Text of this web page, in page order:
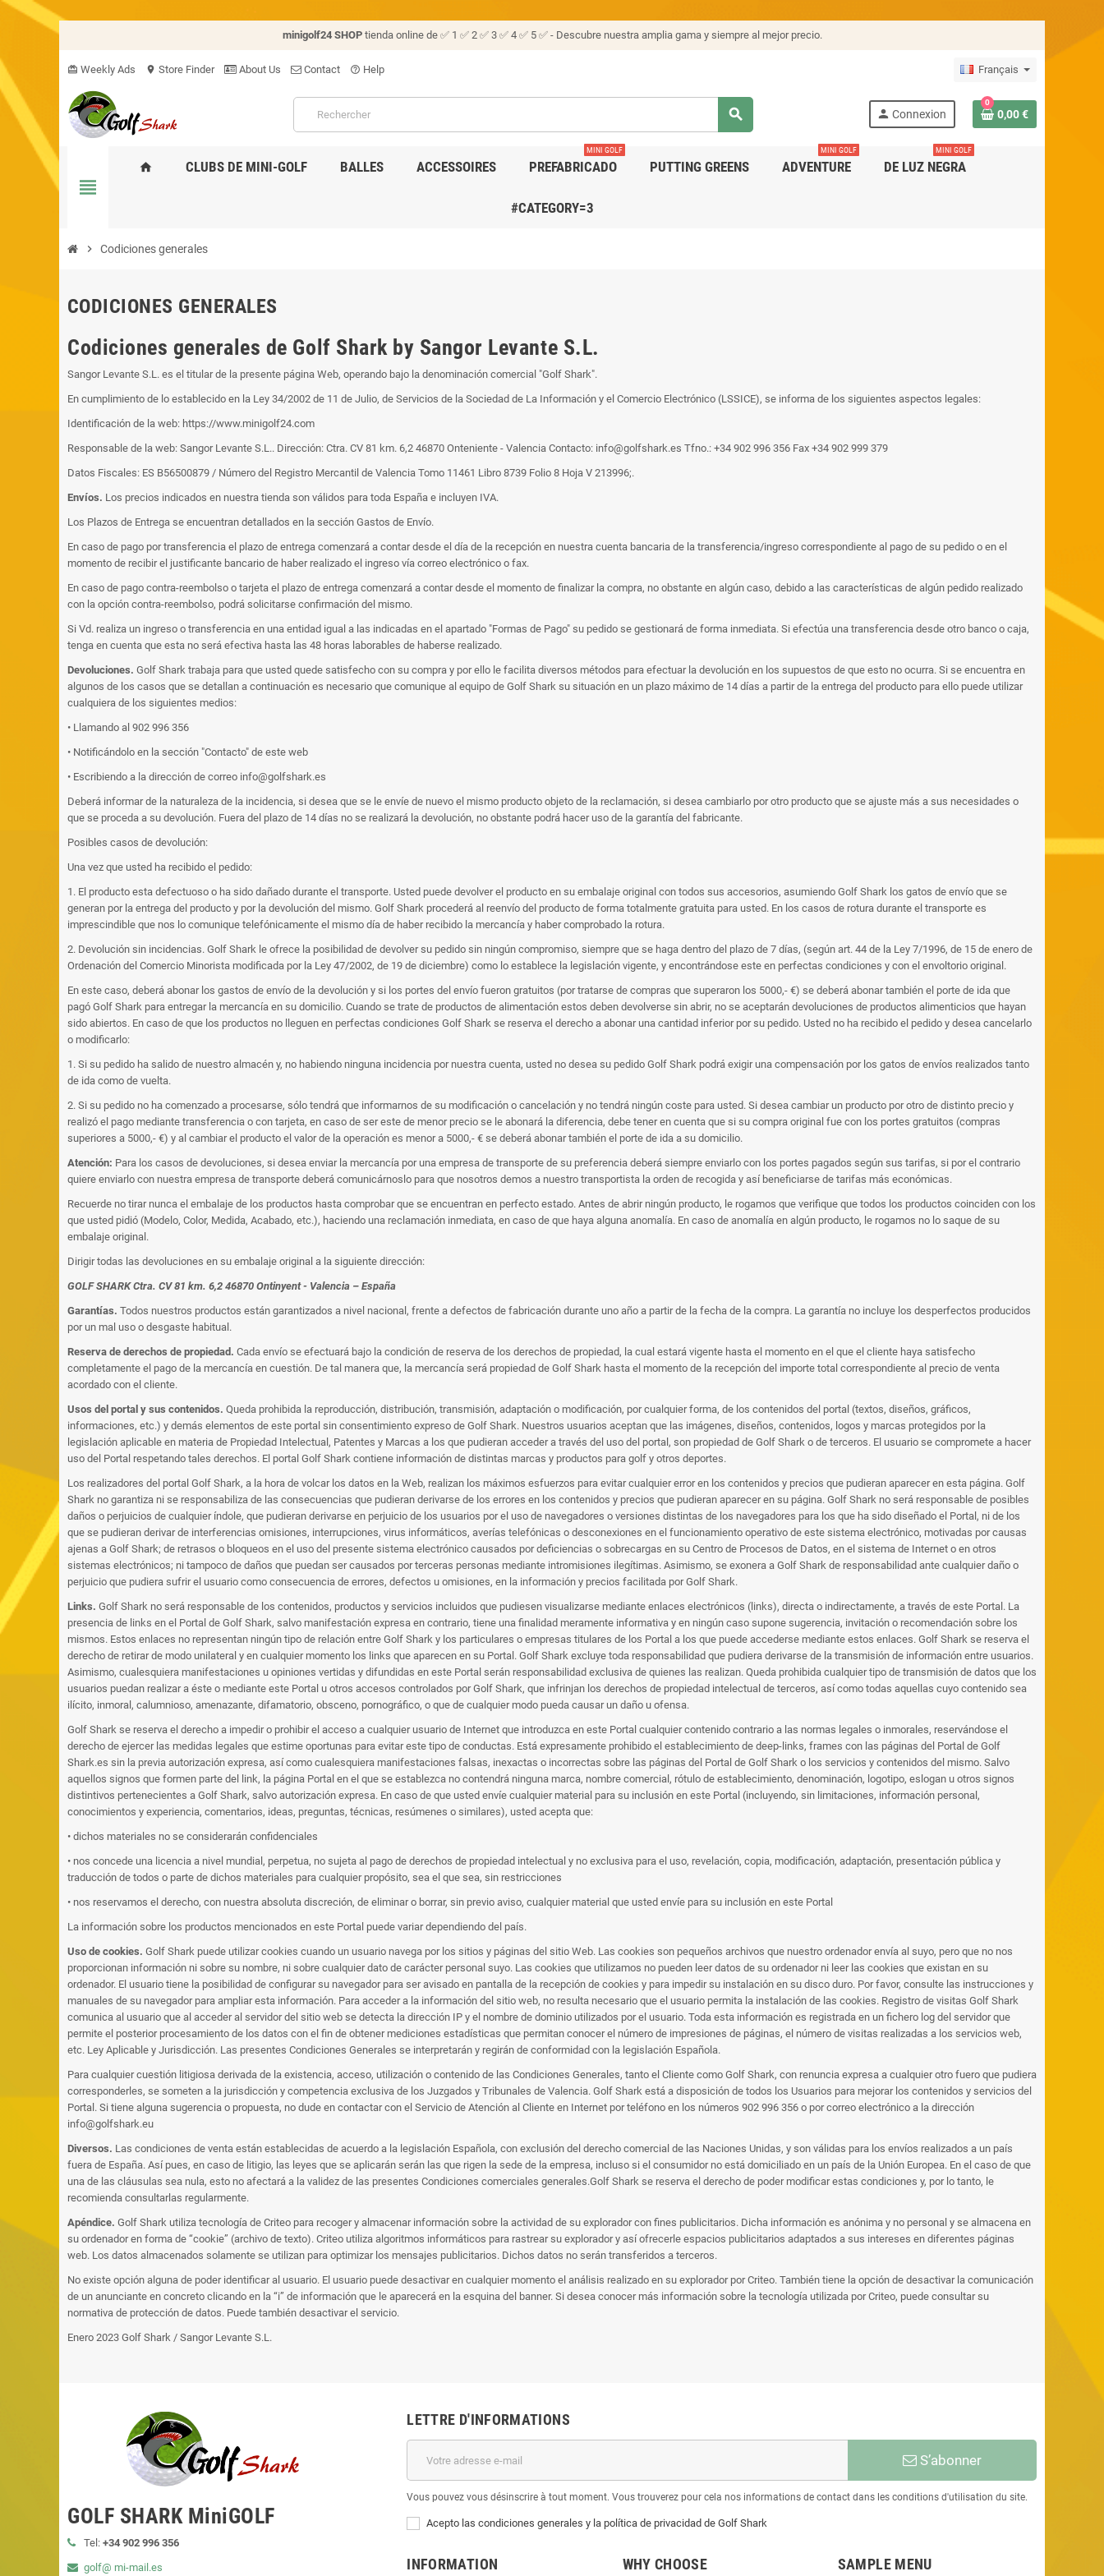
minigolf24 SHOP tienda online de ✅ 1 ✅ 2 ✅ 3 ✅ 4 ✅ 5 ✅ - Descubre nuestra amplia gama y siempre al mejor precio.
card_giftcard Weekly Ads location_on Store Finder About Us Contact help_outline Help Français
search person Connexion
0
0,00 €
view_headline
home CLUBS DE MINI-GOLF BALLES ACCESSOIRES PREFABRICADO
MINI GOLF
PUTTING GREENS ADVENTURE
MINI GOLF
DE LUZ NEGRA
MINI GOLF
#CATEGORY=3
chevron_right Codiciones generales
CODICIONES GENERALES
Codiciones generales de Golf Shark by Sangor Levante S.L.
Sangor Levante S.L. es el titular de la presente página Web, operando bajo la denominación comercial "Golf Shark".
En cumplimiento de lo establecido en la Ley 34/2002 de 11 de Julio, de Servicios de la Sociedad de La Información y el Comercio Electrónico (LSSICE), se informa de los siguientes aspectos legales:
Identificación de la web: https://www.minigolf24.com
Responsable de la web: Sangor Levante S.L.. Dirección: Ctra. CV 81 km. 6,2 46870 Onteniente - Valencia Contacto: info@golfshark.es Tfno.: +34 902 996 356 Fax +34 902 999 379
Datos Fiscales: ES B56500879 / Número del Registro Mercantil de Valencia Tomo 11461 Libro 8739 Folio 8 Hoja V 213996;.
Envíos. Los precios indicados en nuestra tienda son válidos para toda España e incluyen IVA.
Los Plazos de Entrega se encuentran detallados en la sección Gastos de Envío.
En caso de pago por transferencia el plazo de entrega comenzará a contar desde el día de la recepción en nuestra cuenta bancaria de la transferencia/ingreso correspondiente al pago de su pedido o en el
momento de recibir el justificante bancario de haber realizado el ingreso vía correo electrónico o fax.
En caso de pago contra-reembolso o tarjeta el plazo de entrega comenzará a contar desde el momento de finalizar la compra, no obstante en algún caso, debido a las características de algún pedido realizado
con la opción contra-reembolso, podrá solicitarse confirmación del mismo.
Si Vd. realiza un ingreso o transferencia en una entidad igual a las indicadas en el apartado "Formas de Pago" su pedido se gestionará de forma inmediata. Si efectúa una transferencia desde otro banco o caja,
tenga en cuenta que esta no será efectiva hasta las 48 horas laborables de haberse realizado.
Devoluciones. Golf Shark trabaja para que usted quede satisfecho con su compra y por ello le facilita diversos métodos para efectuar la devolución en los supuestos de que esto no ocurra. Si se encuentra en
algunos de los casos que se detallan a continuación es necesario que comunique al equipo de Golf Shark su situación en un plazo máximo de 14 días a partir de la entrega del producto para ello puede utilizar
cualquiera de los siguientes medios:
• Llamando al 902 996 356
• Notificándolo en la sección "Contacto" de este web
• Escribiendo a la dirección de correo info@golfshark.es
Deberá informar de la naturaleza de la incidencia, si desea que se le envíe de nuevo el mismo producto objeto de la reclamación, si desea cambiarlo por otro producto que se ajuste más a sus necesidades o
que se proceda a su devolución. Fuera del plazo de 14 días no se realizará la devolución, no obstante podrá hacer uso de la garantía del fabricante.
Posibles casos de devolución:
Una vez que usted ha recibido el pedido:
1. El producto esta defectuoso o ha sido dañado durante el transporte. Usted puede devolver el producto en su embalaje original con todos sus accesorios, asumiendo Golf Shark los gatos de envío que se
generan por la entrega del producto y por la devolución del mismo. Golf Shark procederá al reenvío del producto de forma totalmente gratuita para usted. En los casos de rotura durante el transporte es
imprescindible que nos lo comunique telefónicamente el mismo día de haber recibido la mercancía y haber comprobado la rotura.
2. Devolución sin incidencias. Golf Shark le ofrece la posibilidad de devolver su pedido sin ningún compromiso, siempre que se haga dentro del plazo de 7 días, (según art. 44 de la Ley 7/1996, de 15 de enero de
Ordenación del Comercio Minorista modificada por la Ley 47/2002, de 19 de diciembre) como lo establece la legislación vigente, y encontrándose este en perfectas condiciones y con el envoltorio original.
En este caso, deberá abonar los gastos de envío de la devolución y si los portes del envío fueron gratuitos (por tratarse de compras que superaron los 5000,- €) se deberá abonar también el porte de ida que
pagó Golf Shark para entregar la mercancía en su domicilio. Cuando se trate de productos de alimentación estos deben devolverse sin abrir, no se aceptarán devoluciones de productos alimenticios que hayan
sido abiertos. En caso de que los productos no lleguen en perfectas condiciones Golf Shark se reserva el derecho a abonar una cantidad inferior por su pedido. Usted no ha recibido el pedido y desea cancelarlo
o modificarlo:
1. Si su pedido ha salido de nuestro almacén y, no habiendo ninguna incidencia por nuestra cuenta, usted no desea su pedido Golf Shark podrá exigir una compensación por los gatos de envíos realizados tanto
de ida como de vuelta.
2. Si su pedido no ha comenzado a procesarse, sólo tendrá que informarnos de su modificación o cancelación y no tendrá ningún coste para usted. Si desea cambiar un producto por otro de distinto precio y
realizó el pago mediante transferencia o con tarjeta, en caso de ser este de menor precio se le abonará la diferencia, debe tener en cuenta que si su compra original fue con los portes gratuitos (compras
superiores a 5000,- €) y al cambiar el producto el valor de la operación es menor a 5000,- € se deberá abonar también el porte de ida a su domicilio.
Atención: Para los casos de devoluciones, si desea enviar la mercancía por una empresa de transporte de su preferencia deberá siempre enviarlo con los portes pagados según sus tarifas, si por el contrario
quiere enviarlo con nuestra empresa de transporte deberá comunicárnoslo para que nosotros demos a nuestro transportista la orden de recogida y así beneficiarse de tarifas más económicas.
Recuerde no tirar nunca el embalaje de los productos hasta comprobar que se encuentran en perfecto estado. Antes de abrir ningún producto, le rogamos que verifique que todos los productos coinciden con los
que usted pidió (Modelo, Color, Medida, Acabado, etc.), haciendo una reclamación inmediata, en caso de que haya alguna anomalía. En caso de anomalía en algún producto, le rogamos no lo saque de su
embalaje original.
Dirigir todas las devoluciones en su embalaje original a la siguiente dirección:
GOLF SHARK Ctra. CV 81 km. 6,2 46870 Ontinyent - Valencia – España
Garantías. Todos nuestros productos están garantizados a nivel nacional, frente a defectos de fabricación durante uno año a partir de la fecha de la compra. La garantía no incluye los desperfectos producidos
por un mal uso o desgaste habitual.
Reserva de derechos de propiedad. Cada envío se efectuará bajo la condición de reserva de los derechos de propiedad, la cual estará vigente hasta el momento en el que el cliente haya satisfecho
completamente el pago de la mercancía en cuestión. De tal manera que, la mercancía será propiedad de Golf Shark hasta el momento de la recepción del importe total correspondiente al precio de venta
acordado con el cliente.
Usos del portal y sus contenidos. Queda prohibida la reproducción, distribución, transmisión, adaptación o modificación, por cualquier forma, de los contenidos del portal (textos, diseños, gráficos,
informaciones, etc.) y demás elementos de este portal sin consentimiento expreso de Golf Shark. Nuestros usuarios aceptan que las imágenes, diseños, contenidos, logos y marcas protegidos por la
legislación aplicable en materia de Propiedad Intelectual, Patentes y Marcas a los que pudieran acceder a través del uso del portal, son propiedad de Golf Shark o de terceros. El usuario se compromete a hacer
uso del Portal respetando tales derechos. El portal Golf Shark contiene información de distintas marcas y productos para golf y otros deportes.
Los realizadores del portal Golf Shark, a la hora de volcar los datos en la Web, realizan los máximos esfuerzos para evitar cualquier error en los contenidos y precios que pudieran aparecer en esta página. Golf
Shark no garantiza ni se responsabiliza de las consecuencias que pudieran derivarse de los errores en los contenidos y precios que pudieran aparecer en su página. Golf Shark no será responsable de posibles
daños o perjuicios de cualquier índole, que pudieran derivarse en perjuicio de los usuarios por el uso de navegadores o versiones distintas de los navegadores para los que ha sido diseñado el Portal, ni de los
que se pudieran derivar de interferencias omisiones, interrupciones, virus informáticos, averías telefónicas o desconexiones en el funcionamiento operativo de este sistema electrónico, motivadas por causas
ajenas a Golf Shark; de retrasos o bloqueos en el uso del presente sistema electrónico causados por deficiencias o sobrecargas en su Centro de Procesos de Datos, en el sistema de Internet o en otros
sistemas electrónicos; ni tampoco de daños que puedan ser causados por terceras personas mediante intromisiones ilegítimas. Asimismo, se exonera a Golf Shark de responsabilidad ante cualquier daño o
perjuicio que pudiera sufrir el usuario como consecuencia de errores, defectos u omisiones, en la información y precios facilitada por Golf Shark.
Links. Golf Shark no será responsable de los contenidos, productos y servicios incluidos que pudiesen visualizarse mediante enlaces electrónicos (links), directa o indirectamente, a través de este Portal. La
presencia de links en el Portal de Golf Shark, salvo manifestación expresa en contrario, tiene una finalidad meramente informativa y en ningún caso supone sugerencia, invitación o recomendación sobre los
mismos. Estos enlaces no representan ningún tipo de relación entre Golf Shark y los particulares o empresas titulares de los Portal a los que puede accederse mediante estos enlaces. Golf Shark se reserva el
derecho de retirar de modo unilateral y en cualquier momento los links que aparecen en su Portal. Golf Shark excluye toda responsabilidad que pudiera derivarse de la transmisión de información entre usuarios.
Asimismo, cualesquiera manifestaciones u opiniones vertidas y difundidas en este Portal serán responsabilidad exclusiva de quienes las realizan. Queda prohibida cualquier tipo de transmisión de datos que los
usuarios puedan realizar a éste o mediante este Portal u otros accesos controlados por Golf Shark, que infrinjan los derechos de propiedad intelectual de terceros, así como todas aquellas cuyo contenido sea
ilícito, inmoral, calumnioso, amenazante, difamatorio, obsceno, pornográfico, o que de cualquier modo pueda causar un daño u ofensa.
Golf Shark se reserva el derecho a impedir o prohibir el acceso a cualquier usuario de Internet que introduzca en este Portal cualquier contenido contrario a las normas legales o inmorales, reservándose el
derecho de ejercer las medidas legales que estime oportunas para evitar este tipo de conductas. Está expresamente prohibido el establecimiento de deep-links, frames con las páginas del Portal de Golf
Shark.es sin la previa autorización expresa, así como cualesquiera manifestaciones falsas, inexactas o incorrectas sobre las páginas del Portal de Golf Shark o los servicios y contenidos del mismo. Salvo
aquellos signos que formen parte del link, la página Portal en el que se establezca no contendrá ninguna marca, nombre comercial, rótulo de establecimiento, denominación, logotipo, eslogan u otros signos
distintivos pertenecientes a Golf Shark, salvo autorización expresa. En caso de que usted envíe cualquier material para su inclusión en este Portal (incluyendo, sin limitaciones, información personal,
conocimientos y experiencia, comentarios, ideas, preguntas, técnicas, resúmenes o similares), usted acepta que:
• dichos materiales no se considerarán confidenciales
• nos concede una licencia a nivel mundial, perpetua, no sujeta al pago de derechos de propiedad intelectual y no exclusiva para el uso, revelación, copia, modificación, adaptación, presentación pública y
traducción de todos o parte de dichos materiales para cualquier propósito, sea el que sea, sin restricciones
• nos reservamos el derecho, con nuestra absoluta discreción, de eliminar o borrar, sin previo aviso, cualquier material que usted envíe para su inclusión en este Portal
La información sobre los productos mencionados en este Portal puede variar dependiendo del país.
Uso de cookies. Golf Shark puede utilizar cookies cuando un usuario navega por los sitios y páginas del sitio Web. Las cookies son pequeños archivos que nuestro ordenador envía al suyo, pero que no nos
proporcionan información ni sobre su nombre, ni sobre cualquier dato de carácter personal suyo. Las cookies que utilizamos no pueden leer datos de su ordenador ni leer las cookies que existan en su
ordenador. El usuario tiene la posibilidad de configurar su navegador para ser avisado en pantalla de la recepción de cookies y para impedir su instalación en su disco duro. Por favor, consulte las instrucciones y
manuales de su navegador para ampliar esta información. Para acceder a la información del sitio web, no resulta necesario que el usuario permita la instalación de las cookies. Registro de visitas Golf Shark
comunica al usuario que al acceder al servidor del sitio web se detecta la dirección IP y el nombre de dominio utilizados por el usuario. Toda esta información es registrada en un fichero log del servidor que
permite el posterior procesamiento de los datos con el fin de obtener mediciones estadísticas que permitan conocer el número de impresiones de páginas, el número de visitas realizadas a los servicios web,
etc. Ley Aplicable y Jurisdicción. Las presentes Condiciones Generales se interpretarán y regirán de conformidad con la legislación Española.
Para cualquier cuestión litigiosa derivada de la existencia, acceso, utilización o contenido de las Condiciones Generales, tanto el Cliente como Golf Shark, con renuncia expresa a cualquier otro fuero que pudiera
corresponderles, se someten a la jurisdicción y competencia exclusiva de los Juzgados y Tribunales de Valencia. Golf Shark está a disposición de todos los Usuarios para mejorar los contenidos y servicios del
Portal. Si tiene alguna sugerencia o propuesta, no dude en contactar con el Servicio de Atención al Cliente en Internet por teléfono en los números 902 996 356 o por correo electrónico a la dirección
info@golfshark.eu
Diversos. Las condiciones de venta están establecidas de acuerdo a la legislación Española, con exclusión del derecho comercial de las Naciones Unidas, y son válidas para los envíos realizados a un país
fuera de España. Así pues, en caso de litigio, las leyes que se aplicarán serán las que rigen la sede de la empresa, incluso si el consumidor no está domiciliado en un país de la Unión Europea. En el caso de que
una de las cláusulas sea nula, esto no afectará a la validez de las presentes Condiciones comerciales generales.Golf Shark se reserva el derecho de poder modificar estas condiciones y, por lo tanto, le
recomienda consultarlas regularmente.
Apéndice. Golf Shark utiliza tecnología de Criteo para recoger y almacenar información sobre la actividad de su explorador con fines publicitarios. Dicha información es anónima y no personal y se almacena en
su ordenador en forma de “cookie” (archivo de texto). Criteo utiliza algoritmos informáticos para rastrear su explorador y así ofrecerle espacios publicitarios adaptados a sus intereses en diferentes páginas
web. Los datos almacenados solamente se utilizan para optimizar los mensajes publicitarios. Dichos datos no serán transferidos a terceros.
No existe opción alguna de poder identificar al usuario. El usuario puede desactivar en cualquier momento el análisis realizado en su explorador por Criteo. También tiene la opción de desactivar la comunicación
de un anunciante en concreto clicando en la “i” de información que le aparecerá en la esquina del banner. Si desea conocer más información sobre la tecnología utilizada por Criteo, puede consultar su
normativa de protección de datos. Puede también desactivar el servicio.
Enero 2023 Golf Shark / Sangor Levante S.L.
GOLF SHARK MiniGOLF
Tel: +34 902 996 356
golf@ mi-mail.es
LETTRE D'INFORMATIONS
S’abonner
Vous pouvez vous désinscrire à tout moment. Vous trouverez pour cela nos informations de contact dans les conditions d'utilisation du site.
Acepto las condiciones generales y la política de privacidad de Golf Shark
INFORMATION WHY CHOOSE SAMPLE MENU